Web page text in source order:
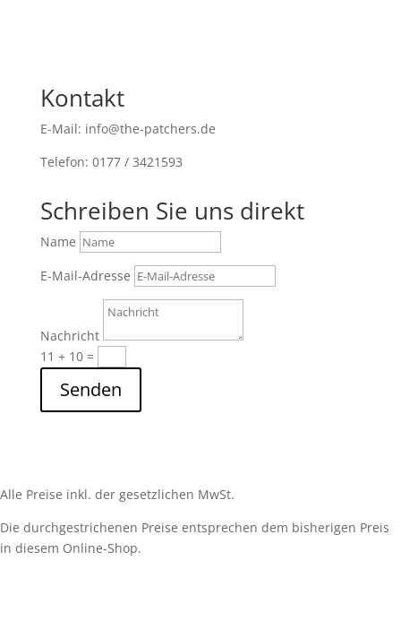
Kontakt
E-Mail: info@the-patchers.de
Telefon: 0177 / 3421593
Schreiben Sie uns direkt
Name
E-Mail-Adresse
Nachricht
11 + 10=
Senden
Alle Preise inkl. der gesetzlichen MwSt.
Die durchgestrichenen Preise entsprechen dem bisherigen Preis
in diesem Online-Shop.